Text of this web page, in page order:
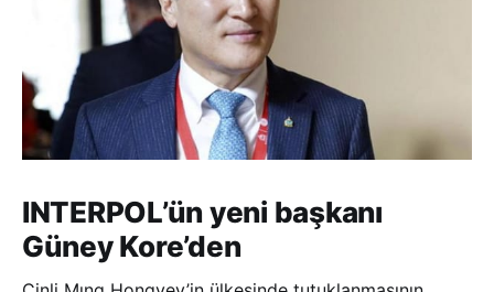
INTERPOL’ün yeni başkanı
Güney Kore’den